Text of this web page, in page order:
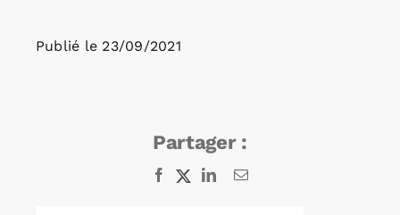
Rechercher:
Publié le 23/09/2021
Partager :
Facebook
X LinkedInEmail